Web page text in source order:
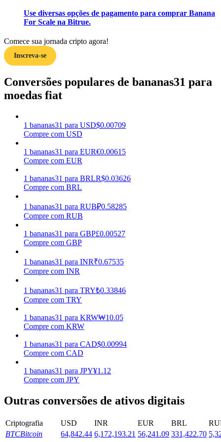
Ganhar
Porquinho poderoso
Ganhe recompensas competitivas diariamente
Estacamento
Launchpool
Staking flexível para ganhar tokens populares.
Use diversas opções de pagamento para comprar Banana
For Scale na Bitrue.
Comece sua jornada cripto agora!
Inscreva-se
Conversões populares de bananas31 para
moedas fiat
1 bananas31 para USD$0.00709
Compre com USD
1 bananas31 para EUR€0.00615
Compre com EUR
1 bananas31 para BRLR$0.03626
Compre com BRL
1 bananas31 para RUB₽0.58285
Compre com RUB
1 bananas31 para GBP£0.00527
Compre com GBP
1 bananas31 para INR₹0.67535
Compre com INR
1 bananas31 para TRY₺0.33846
Compre com TRY
1 bananas31 para KRW₩10.05
Compre com KRW
1 bananas31 para CAD$0.00994
Compre com CAD
1 bananas31 para JPY¥1.12
Compre com JPY
Outras conversões de ativos digitais
Criptografia USD INR EUR BRL
BTCBitcoin 64,842.44 6,172,193.21 56,241.09 331,422.70